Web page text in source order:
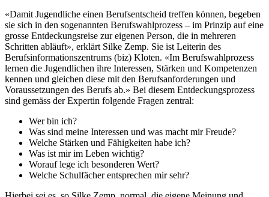
«Damit Jugendliche einen Berufsentscheid treffen können, begeben
sie sich in den sogenannten Berufswahlprozess – im Prinzip auf eine
grosse Entdeckungsreise zur eigenen Person, die in mehreren
Schritten abläuft», erklärt Silke Zemp. Sie ist Leiterin des
Berufsinformationszentrums (biz) Kloten. «Im Berufswahlprozess
lernen die Jugendlichen ihre Interessen, Stärken und Kompetenzen
kennen und gleichen diese mit den Berufsanforderungen und
Voraussetzungen des Berufs ab.» Bei diesem Entdeckungsprozess
sind gemäss der Expertin folgende Fragen zentral:
Wer bin ich?
Was sind meine Interessen und was macht mir Freude?
Welche Stärken und Fähigkeiten habe ich?
Was ist mir im Leben wichtig?
Worauf lege ich besonderen Wert?
Welche Schulfächer entsprechen mir sehr?